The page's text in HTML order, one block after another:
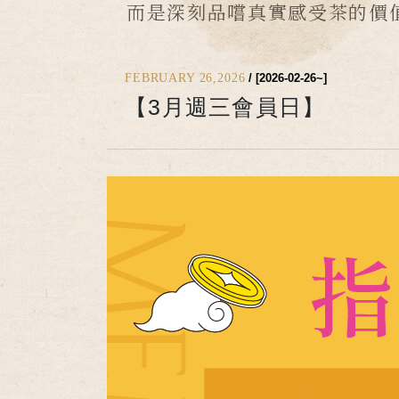
而是深刻品嚐真實感受茶的價
FEBRUARY 26,2026 / [2026-02-26~]
【3月週三會員日】